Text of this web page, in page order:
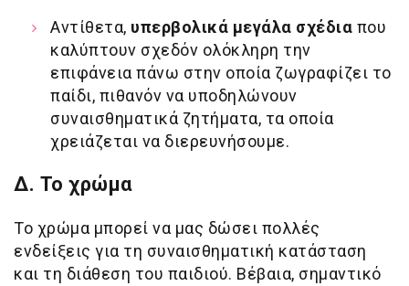
Αντίθετα, υπερβολικά μεγάλα σχέδια που
καλύπτουν σχεδόν ολόκληρη την
επιφάνεια πάνω στην οποία ζωγραφίζει το
παίδι, πιθανόν να υποδηλώνουν
συναισθηματικά ζητήματα, τα οποία
χρειάζεται να διερευνήσουμε.
Δ. Το χρώμα
Το χρώμα μπορεί να μας δώσει πολλές
ενδείξεις για τη συναισθηματική κατάσταση
και τη διάθεση του παιδιού. Βέβαια, σημαντικό